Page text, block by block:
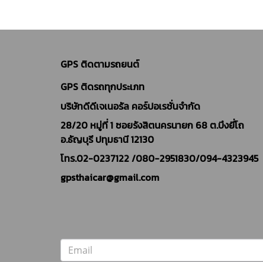
GPS ติดตามรถยนต์
GPS ติดรถทุกประเภท
บริษัทดีดีเจเนอรัล คอร์ปอเรชั่นจำกัด
28/20 หมู่ที่ 1 ซอยรังสิตนครนายก 68 ต.บึงยี่โถ
อ.ธัญบุรี ปทุมธานี 12130
โทร.02-0237122 /080-2951830/094-4323945
gpsthaicar@gmail.com